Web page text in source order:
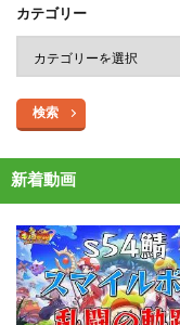
カテゴリー
検索
新着動画